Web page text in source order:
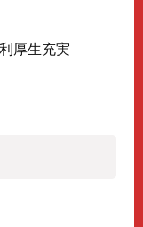
厚生充実